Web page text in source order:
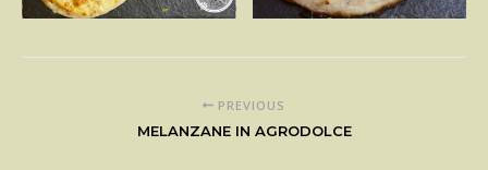
PREVIOUS
MELANZANE IN AGRODOLCE